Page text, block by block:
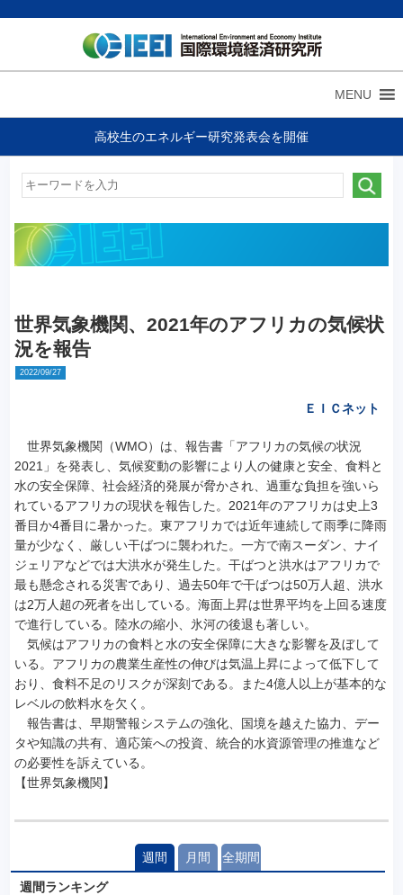
MENU
高校生のエネルギー研究発表会を開催
世界気象機関、2021年のアフリカの気候状
況を報告
2022/09/27
ＥＩＣネット
世界気象機関（WMO）は、報告書「アフリカの気候の状況
2021」を発表し、気候変動の影響により人の健康と安全、食料と
水の安全保障、社会経済的発展が脅かされ、過重な負担を強いら
れているアフリカの現状を報告した。2021年のアフリカは史上3
番目か4番目に暑かった。東アフリカでは近年連続して雨季に降雨
量が少なく、厳しい干ばつに襲われた。一方で南スーダン、ナイ
ジェリアなどでは大洪水が発生した。干ばつと洪水はアフリカで
最も懸念される災害であり、過去50年で干ばつは50万人超、洪水
は2万人超の死者を出している。海面上昇は世界平均を上回る速度
で進行している。陸水の縮小、氷河の後退も著しい。
気候はアフリカの食料と水の安全保障に大きな影響を及ぼして
いる。アフリカの農業生産性の伸びは気温上昇によって低下して
おり、食料不足のリスクが深刻である。また4億人以上が基本的な
レベルの飲料水を欠く。
報告書は、早期警報システムの強化、国境を越えた協力、デー
タや知識の共有、適応策への投資、統合的水資源管理の推進など
の必要性を訴えている。
【世界気象機関】
週間 月間 全期間
週間ランキング